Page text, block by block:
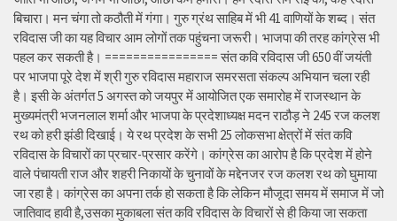
बिचारा। मन चंगा तो कठौती में गंगा। गुरु ग्रंथ साहिब में भी 41 वाणियों के शब्द। संत
रविदास जी का यह विचार आम लोगों तक पहुंचना जरूरी। भाजपा की तरह कांग्रेस भी
पहल कर सकती है। ================ संत कवि रविदास जी 650 वीं जयंती
पर भाजपा पूरे देश में श्री गुरु रविदास महाराज समरसता संकल्प अभियान चला रही
है। इसी के अंतर्गत 5 अगस्त को जयपुर में आयोजित एक समारोह में राजस्थान के
मुख्यमंत्री भजनलाल शर्मा और भाजपा के प्रदेशाध्यक्ष मदन राठौड़ ने 245 रज कलश
रथ को हरी झंडी दिखाई। ये रथ प्रदेश के सभी 25 लोकसभा क्षेत्रों में संत कवि
रविदास के विचारों का प्रचार-प्रसार करेंगे। कांग्रेस का आरोप है कि प्रदेश में होने
वाले पंचायती राज और शहरी निकायों के चुनावों के मद्देनजर रज कलश रथ को घुमाया
जा रहा है। कांग्रेस का अपना तर्क हो सकता है कि लेकिन मौजूदा समय में समाज में जो
जातिवाद हावी है,उसका मुकाबला संत कवि रविदास के विचारों से ही किया जा सकता